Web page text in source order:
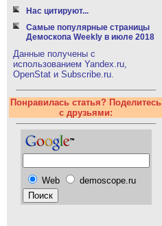
Нас цитируют...
Самые популярные страницы
Демоскопа Weekly в июле 2018
Данные получены с
использованием Yandex.ru,
OpenStat и Subscribe.ru.
Понравилась статья? Поделитесь
с друзьями:
Web demoscope.ru